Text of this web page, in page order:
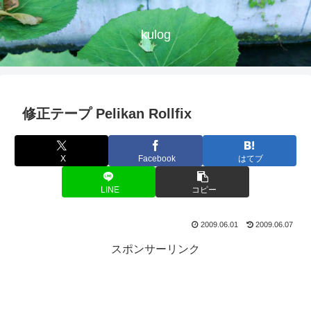
kulog
修正テープ Pelikan Rollfix
X Facebook はてブ
LINE コピー
2009.06.01 2009.06.07
スポンサーリンク